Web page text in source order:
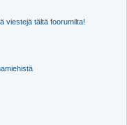
viestejä tältä foorumilta!